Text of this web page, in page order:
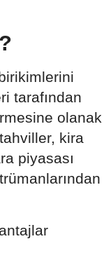
birikimlerini
tarafından
olanak
kira
piyasası